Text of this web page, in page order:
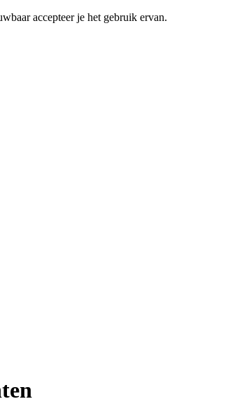
accepteer je het gebruik ervan.